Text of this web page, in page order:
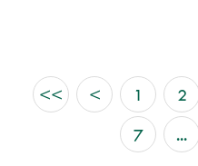
<< < 1 2
7
...